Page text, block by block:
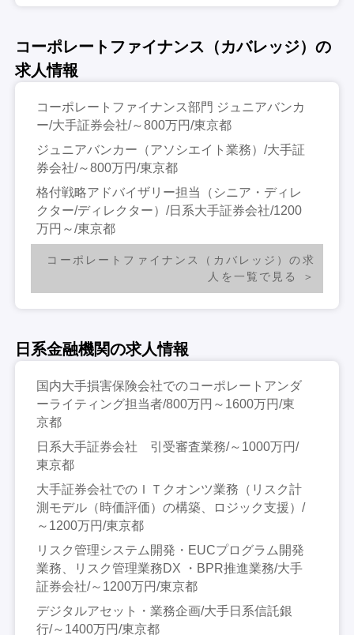
コーポレートファイナンス（カバレッジ）の
求人情報
コーポレートファイナンス部門 ジュニアバンカ
ー/大手証券会社/～800万円/東京都
ジュニアバンカー（アソシエイト業務）/大手証
券会社/～800万円/東京都
格付戦略アドバイザリー担当（シニア・ディレ
クター/ディレクター）/日系大手証券会社/1200
万円～/東京都
コーポレートファイナンス（カバレッジ）の求
人を一覧で見る
日系金融機関の求人情報
国内大手損害保険会社でのコーポレートアンダ
ーライティング担当者/800万円～1600万円/東
京都
日系大手証券会社 引受審査業務/～1000万円/
東京都
大手証券会社でのＩＴクオンツ業務（リスク計
測モデル（時価評価）の構築、ロジック支援）/
～1200万円/東京都
リスク管理システム開発・EUCプログラム開発
業務、リスク管理業務DX ・BPR推進業務/大手
証券会社/～1200万円/東京都
デジタルアセット・業務企画/大手日系信託銀
行/～1400万円/東京都